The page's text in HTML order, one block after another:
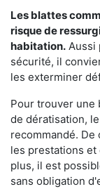
Les blattes
risque de
habitation. Aussi
sécurité, il
les exterminer
Pour trouver une
de dératisation,
recommandé.
les prestations
plus, il est
sans obligation